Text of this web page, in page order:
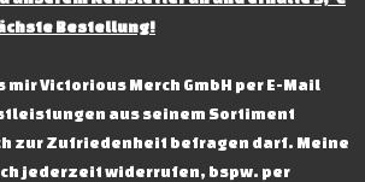
Bestellung!
Victorious Merch GmbH per E-Mail
aus seinem Sortiment
zur Zufriedenheit befragen darf. Meine
jederzeit widerrufen, bspw. per